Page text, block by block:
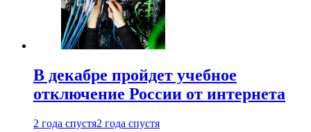
В декабре пройдет учебное
отключение России от интернета
2 года спустя2 года спустя